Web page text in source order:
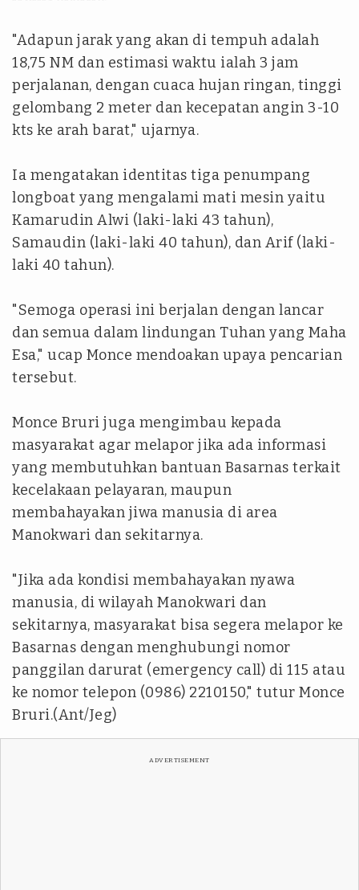
"Adapun jarak yang akan di tempuh adalah
18,75 NM dan estimasi waktu ialah 3 jam
perjalanan, dengan cuaca hujan ringan, tinggi
gelombang 2 meter dan kecepatan angin 3-10
kts ke arah barat," ujarnya.
Ia mengatakan identitas tiga penumpang
longboat yang mengalami mati mesin yaitu
Kamarudin Alwi (laki-laki 43 tahun),
Samaudin (laki-laki 40 tahun), dan Arif (laki-
laki 40 tahun).
"Semoga operasi ini berjalan dengan lancar
dan semua dalam lindungan Tuhan yang Maha
Esa," ucap Monce mendoakan upaya pencarian
tersebut.
Monce Bruri juga mengimbau kepada
masyarakat agar melapor jika ada informasi
yang membutuhkan bantuan Basarnas terkait
kecelakaan pelayaran, maupun
membahayakan jiwa manusia di area
Manokwari dan sekitarnya.
"Jika ada kondisi membahayakan nyawa
manusia, di wilayah Manokwari dan
sekitarnya, masyarakat bisa segera melapor ke
Basarnas dengan menghubungi nomor
panggilan darurat (emergency call) di 115 atau
ke nomor telepon (0986) 2210150," tutur Monce
Bruri.(Ant/Jeg)
ADVERTISEMENT